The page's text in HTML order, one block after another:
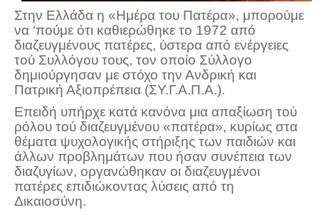
Στην Ελλάδα η «Ημέρα του Πατέρα», μπορούμε
να ‘πούμε ότι καθιερώθηκε το 1972 από
διαζευγμένους πατέρες, ύστερα από ενέργειες
τού Συλλόγου τους, τον οποίο Σύλλογο
δημιούργησαν με στόχο την Ανδρική και
Πατρική Αξιοπρέπεια (ΣΥ.Γ.Α.Π.Α.).
Επειδή υπήρχε κατά κανόνα μια απαξίωση τού
ρόλου τού διαζευγμένου «πατέρα», κυρίως στα
θέματα ψυχολογικής στήριξης των παιδιών και
άλλων προβλημάτων που ήσαν συνέπεια των
διαζυγίων, οργανώθηκαν οι διαζευγμένοι
πατέρες επιδιώκοντας λύσεις από τη
Δικαιοσύνη.